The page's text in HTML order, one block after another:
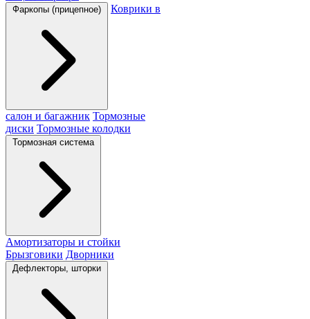
Фаркопы (прицепное) Коврики в
салон и багажник Тормозные
диски Тормозные колодки
Тормозная система
Амортизаторы и стойки
Брызговики Дворники
Дефлекторы, шторки